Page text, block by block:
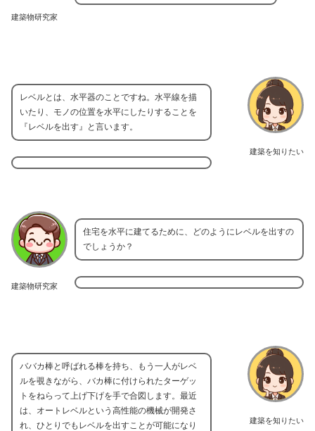
建築物研究家
建築を知りたい
レベルとは、水平器のことですね。水平線を描
いたり、モノの位置を水平にしたりすることを
『レベルを出す』と言います。
建築物研究家
住宅を水平に建てるために、どのようにレベルを出すの
でしょうか？
建築を知りたい
ババカ棒と呼ばれる棒を持ち、もう一人がレベ
ルを覗きながら、バカ棒に付けられたターゲッ
トをねらって上げ下げを手で合図します。最近
は、オートレベルという高性能の機械が開発さ
れ、ひとりでもレベルを出すことが可能になり